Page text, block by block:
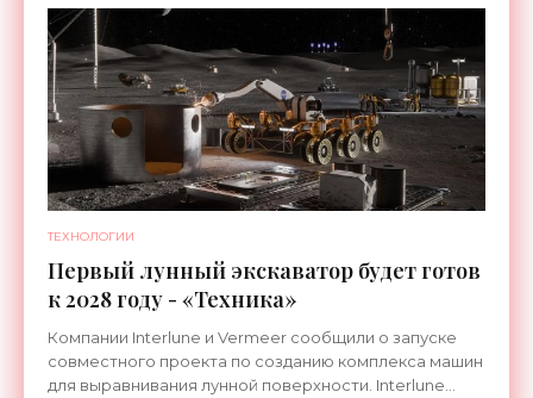
ТЕХНОЛОГИИ
Первый лунный экскаватор будет готов
к 2028 году - «Техника»
Компании Interlune и Vermeer сообщили о запуске
совместного проекта по созданию комплекса машин
для выравнивания лунной поверхности. Interlune